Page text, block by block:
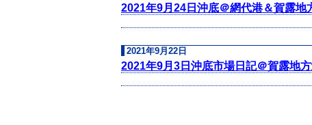
2021年9月24日沖底＠網代港＆賀露地
2021年9月22日
2021年9月3日沖底市場日記＠賀露地